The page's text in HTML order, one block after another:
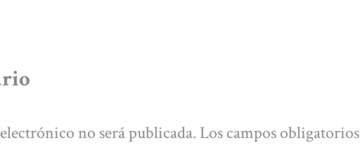
no será publicada. Los campos obligatorios